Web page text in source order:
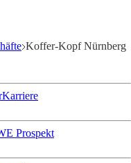
Koffer-Kopf Nürnberg
Karriere
Prospekt